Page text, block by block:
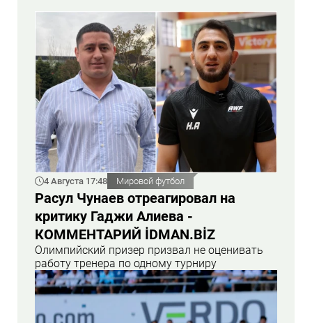
4 Августа 17:48 Мировой футбол
Расул Чунаев отреагировал на
критику Гаджи Алиева -
КОММЕНТАРИЙ İDMAN.BİZ
Олимпийский призер призвал не оценивать
работу тренера по одному турниру